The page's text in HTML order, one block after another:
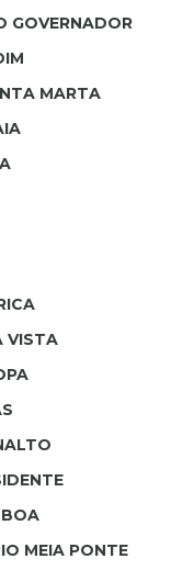
GOVERNADOR
MARTA
VISTA
BOA
MEIA PONTE